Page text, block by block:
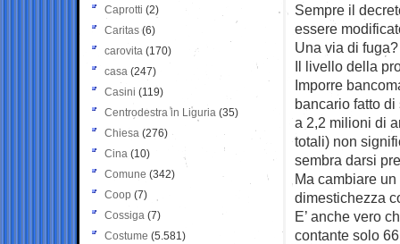
Sempre il
essere
Una via di fuga?
Il livello della
Imporre
bancario fatto
a 2,2 milioni di
totali) non
sembra darsi
Ma cambiare
dimestichezza
E’ anche vero
contante solo
Caprotti (2)
Caritas (6)
carovita (170)
casa (247)
Casini (119)
Centrodestra in Liguria (35)
Chiesa (276)
Cina (10)
Comune (342)
Coop (7)
Cossiga (7)
Costume (5.581)